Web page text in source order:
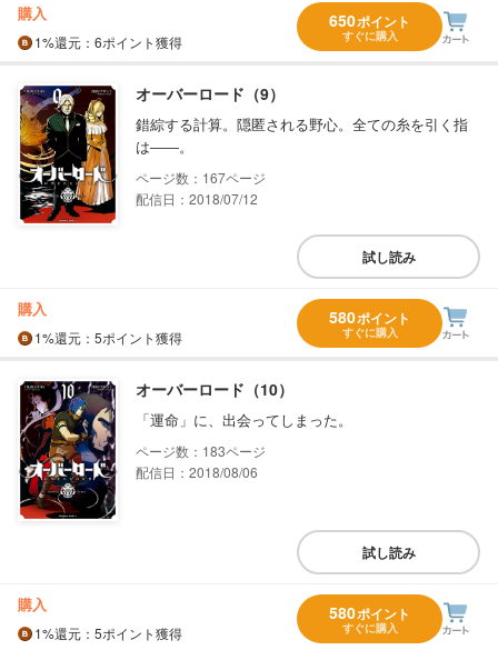
購入
1%還元 ：6ポイント獲得
650ポイント
すぐに購入
オーバーロード（9）
錯綜する計算。隠匿される野心。全ての糸を引く指
は――。
167
配信日：2018/07/12
試し読み
購入
1%還元 ：5ポイント獲得
580ポイント
すぐに購入
オーバーロード（10）
「運命」に、出会ってしまった。
183
配信日：2018/08/06
試し読み
購入
1%還元 ：5ポイント獲得
580ポイント
すぐに購入